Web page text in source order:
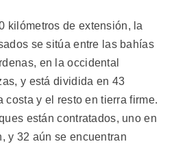
kilómetros de extensión, la
se sitúa entre las bahías
en la occidental
y está dividida en 43
costa y el resto en tierra firme.
están contratados, uno en
y 32 aún se encuentran